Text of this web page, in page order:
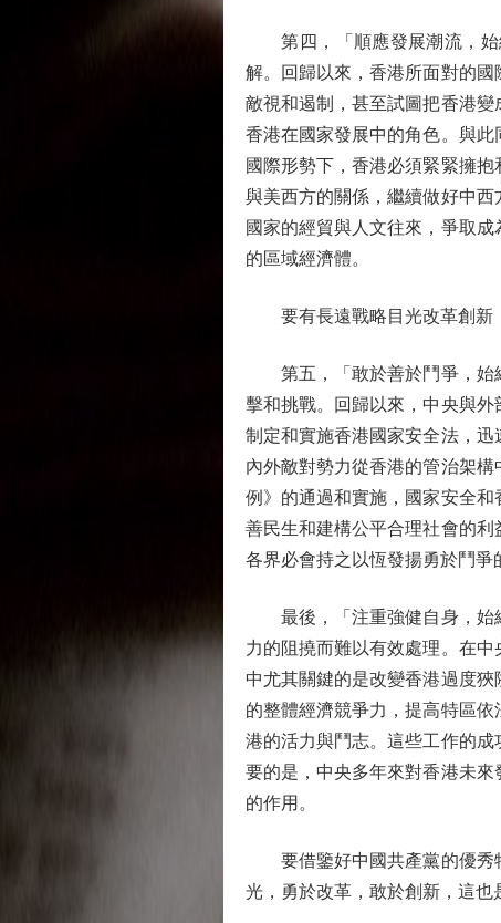
第四，「順應發展潮流，始
解。回歸以來，香港所面對的
敵視和遏制，甚至試圖把香港
香港在國家發展中的角色。與
國際形勢下，香港必須緊緊擁
與美西方的關係，繼續做好中
國家的經貿與人文往來，爭取
的區域經濟體。
要有長遠戰略目光改革創新
第五，「敢於善於鬥爭，始終
擊和挑戰。回歸以來，中央與
制定和實施香港國家安全法，
內外敵對勢力從香港的管治架
例》的通過和實施，國家安全
善民生和建構公平合理社會的
各界必會持之以恆發揚勇於鬥爭
最後，「注重強健自身，始終
力的阻撓而難以有效處理。在
中尤其關鍵的是改變香港過度
的整體經濟競爭力，提高特區
港的活力與鬥志。這些工作的
要的是，中央多年來對香港未
的作用。
要借鑒好中國共產黨的優秀特
光，勇於改革，敢於創新，這也